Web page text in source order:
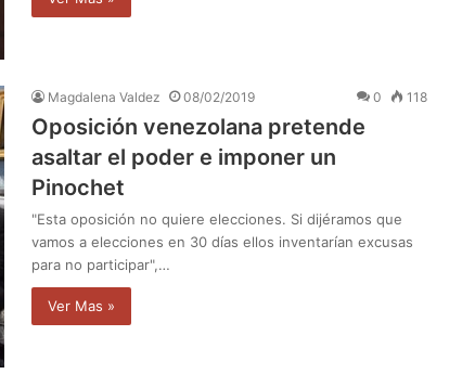
Magdalena Valdez 08/02/2019 0 118
Oposición venezolana pretende
asaltar el poder e imponer un
Pinochet
"Esta oposición no quiere elecciones. Si dijéramos que
vamos a elecciones en 30 días ellos inventarían excusas
para no participar",…
Ver Mas »